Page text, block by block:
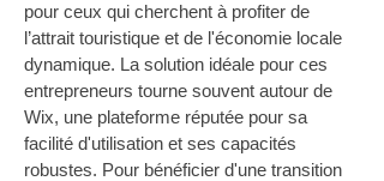
pour ceux qui cherchent à profiter de
l’attrait touristique et de l'économie locale
dynamique. La solution idéale pour ces
entrepreneurs tourne souvent autour de
Wix, une plateforme réputée pour sa
facilité d'utilisation et ses capacités
robustes. Pour bénéficier d'une transition